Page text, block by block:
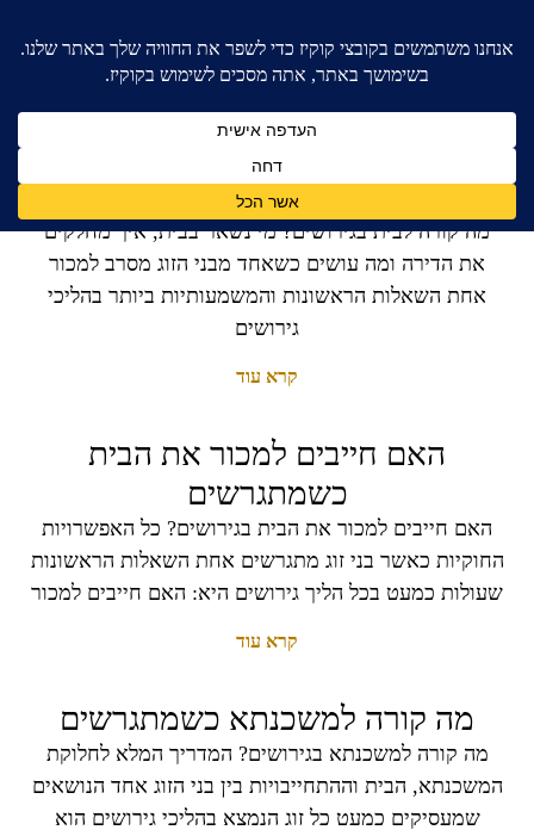
מה קורה לבית כשמתגרשים
מה קורה לבית בגירושים? מי נשאר בבית, איך מחלקים
את הדירה ומה עושים כשאחד מבני הזוג מסרב למכור
אחת השאלות הראשונות והמשמעותיות ביותר בהליכי
גירושים
קרא עוד
האם חייבים למכור את הבית
כשמתגרשים
האם חייבים למכור את הבית בגירושים? כל האפשרויות
החוקיות כאשר בני זוג מתגרשים אחת השאלות הראשונות
שעולות כמעט בכל הליך גירושים היא: האם חייבים למכור
קרא עוד
מה קורה למשכנתא כשמתגרשים
מה קורה למשכנתא בגירושים? המדריך המלא לחלוקת
המשכנתא, הבית וההתחייבויות בין בני הזוג אחד הנושאים
שמעסיקים כמעט כל זוג הנמצא בהליכי גירושים הוא